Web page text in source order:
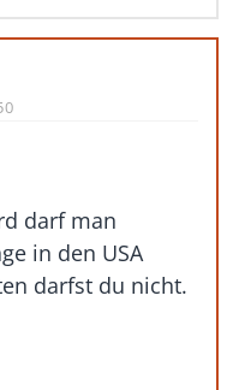
darf man
in den USA
darfst du nicht.